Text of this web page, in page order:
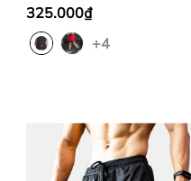
Gym Chất Vải Cao Cấp
325.000₫
+4